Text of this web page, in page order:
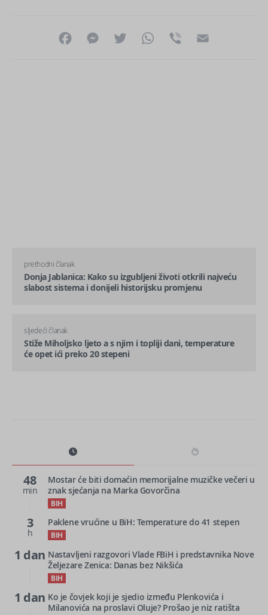
FacebookMessenger
Twitter WhatsApp
Viber
prethodni članak
Donja Jablanica: Kako su izgubljeni životi otkrili najveću
slabost sistema i donijeli historijsku promjenu
sljedeći članak
Stiže Miholjsko ljeto a s njim i topliji dani, temperature
će opet ići preko 20 stepeni
48
min
Mostar će biti domaćin memorijalne muzičke večeri u
znak sjećanja na Marka Govorčina
BIH
3
h
Paklene vrućine u BiH: Temperature do 41 stepen
BIH
1 dan Nastavljeni razgovori Vlade FBiH i predstavnika Nove
Željezare Zenica: Danas bez Nikšića
BIH
1 dan Ko je čovjek koji je sjedio između Plenkovića i
Milanovića na proslavi Oluje? Prošao je niz ratišta